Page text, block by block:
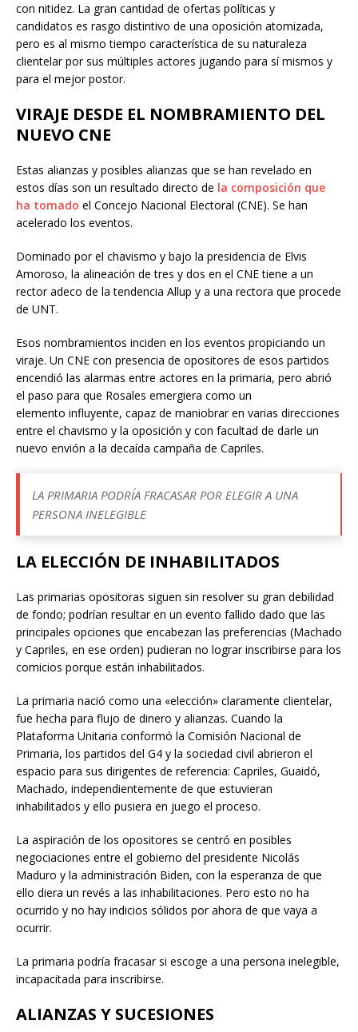
con nitidez. La gran cantidad de ofertas políticas y
candidatos es rasgo distintivo de una oposición atomizada,
pero es al mismo tiempo característica de su naturaleza
clientelar por sus múltiples actores jugando para sí mismos y
para el mejor postor.
VIRAJE DESDE EL NOMBRAMIENTO DEL
NUEVO CNE
Estas alianzas y posibles alianzas que se han revelado en
estos días son un resultado directo de la composición que
ha tomado el Concejo Nacional Electoral (CNE). Se han
acelerado los eventos.
Dominado por el chavismo y bajo la presidencia de Elvis
Amoroso, la alineación de tres y dos en el CNE tiene a un
rector adeco de la tendencia Allup y a una rectora que procede
de UNT.
Esos nombramientos inciden en los eventos propiciando un
viraje. Un CNE con presencia de opositores de esos partidos
encendió las alarmas entre actores en la primaria, pero abrió
el paso para que Rosales emergiera como un
elemento influyente, capaz de maniobrar en varias direcciones
entre el chavismo y la oposición y con facultad de darle un
nuevo envión a la decaída campaña de Capriles.
LA PRIMARIA PODRÍA FRACASAR POR ELEGIR A UNA
PERSONA INELEGIBLE
LA ELECCIÓN DE INHABILITADOS
Las primarias opositoras siguen sin resolver su gran debilidad
de fondo; podrían resultar en un evento fallido dado que las
principales opciones que encabezan las preferencias (Machado
y Capriles, en ese orden) pudieran no lograr inscribirse para los
comicios porque están inhabilitados.
La primaria nació como una «elección» claramente clientelar,
fue hecha para flujo de dinero y alianzas. Cuando la
Plataforma Unitaria conformó la Comisión Nacional de
Primaria, los partidos del G4 y la sociedad civil abrieron el
espacio para sus dirigentes de referencia: Capriles, Guaidó,
Machado, independientemente de que estuvieran
inhabilitados y ello pusiera en juego el proceso.
La aspiración de los opositores se centró en posibles
negociaciones entre el gobierno del presidente Nicolás
Maduro y la administración Biden, con la esperanza de que
ello diera un revés a las inhabilitaciones. Pero esto no ha
ocurrido y no hay indicios sólidos por ahora de que vaya a
ocurrir.
La primaria podría fracasar si escoge a una persona inelegible,
incapacitada para inscribirse.
ALIANZAS Y SUCESIONES